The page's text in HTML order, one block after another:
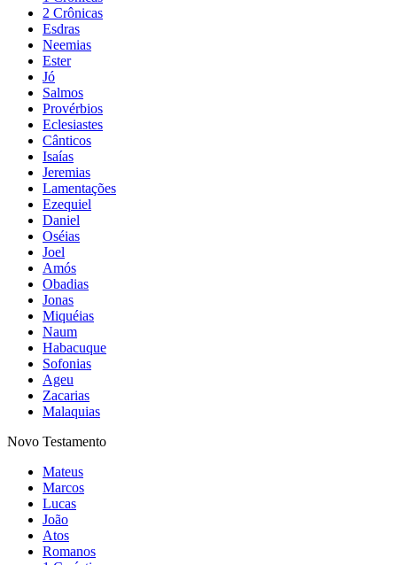
2 Crônicas
Esdras
Neemias
Ester
Jó
Salmos
Provérbios
Eclesiastes
Cânticos
Isaías
Jeremias
Lamentações
Ezequiel
Daniel
Oséias
Joel
Amós
Obadias
Jonas
Miquéias
Naum
Habacuque
Sofonias
Ageu
Zacarias
Malaquias
Novo Testamento
Mateus
Marcos
Lucas
João
Atos
Romanos